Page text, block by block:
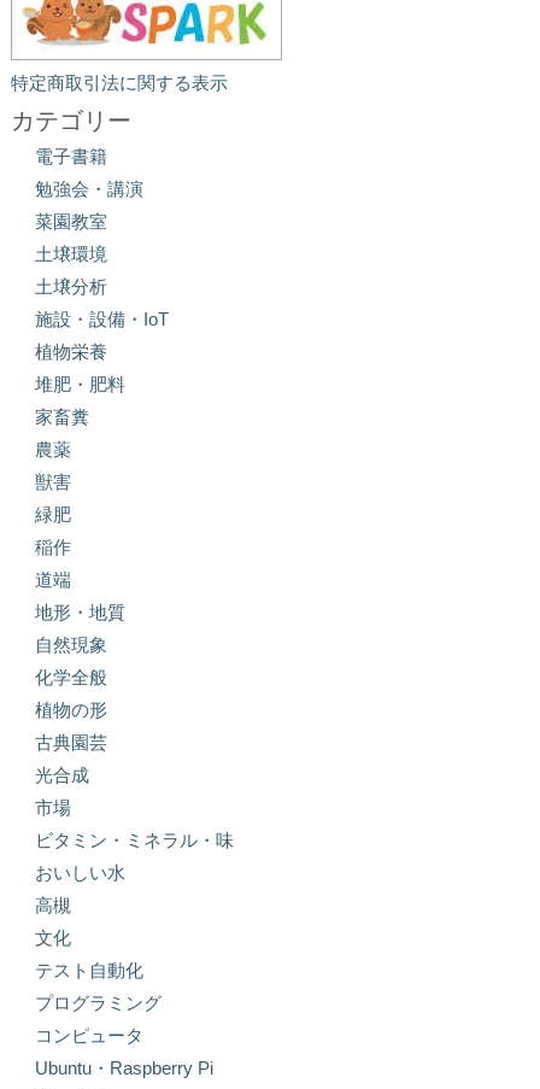
特定商取引法に関する表示
カテゴリー
電子書籍
勉強会・講演
菜園教室
土壌環境
土壌分析
施設・設備・IoT
植物栄養
堆肥・肥料
家畜糞
農薬
獣害
緑肥
稲作
道端
地形・地質
自然現象
化学全般
植物の形
古典園芸
光合成
市場
ビタミン・ミネラル・味
おいしい水
高槻
文化
テスト自動化
プログラミング
コンピュータ
Ubuntu・Raspberry Pi